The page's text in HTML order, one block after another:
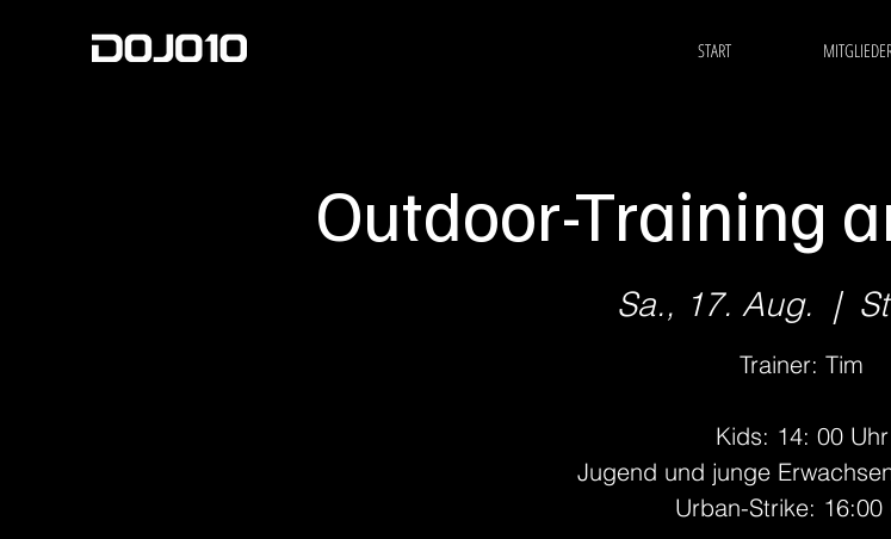
START
Outdoor-Training
Sa., 17. Aug.
  |
Trainer: Tim
Kids: 14: 00 Uhr
Jugend und junge
Urban-Strike: 16:00